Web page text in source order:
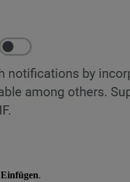
Einfügen.